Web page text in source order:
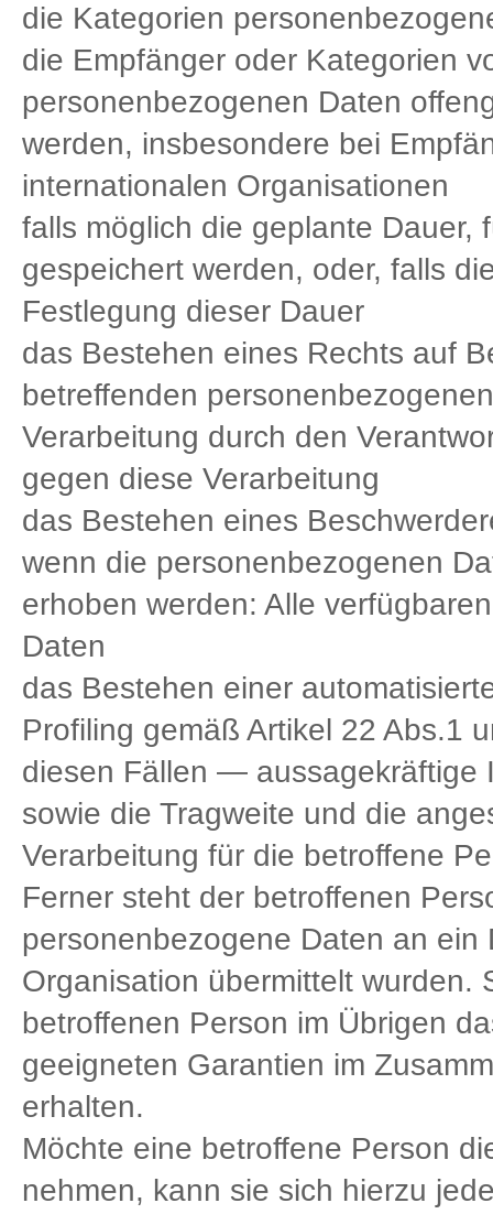
die Kategorien
die Empfänger oder Kategorien
personenbezogenen Daten
werden, insbesondere bei
internationalen Organisationen
falls möglich die geplante Dauer,
gespeichert werden, oder, falls
Festlegung dieser Dauer
das Bestehen eines Rechts auf
betreffenden
Verarbeitung durch den
gegen diese Verarbeitung
das Bestehen eines
wenn die personenbezogenen
erhoben werden: Alle
Daten
das Bestehen einer
Profiling gemäß Artikel 22 Abs.1
diesen Fällen — aussagekräftige
sowie die Tragweite und die
Verarbeitung für die betroffene
Ferner steht der betroffenen
personenbezogene Daten an
Organisation übermittelt wurden.
betroffenen Person im Übrigen
geeigneten Garantien im
erhalten.
Möchte eine betroffene Person
nehmen, kann sie sich hierzu